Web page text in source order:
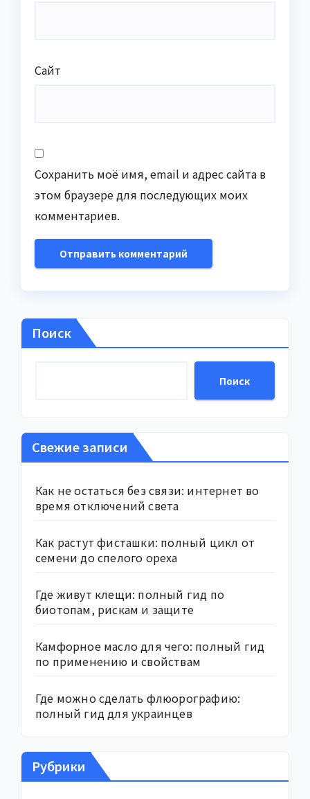
Сайт
Сохранить моё имя, email и адрес сайта в
этом браузере для последующих моих
комментариев.
Поиск
Поиск
Свежие записи
Как не остаться без связи: интернет во
время отключений света
Как растут фисташки: полный цикл от
семени до спелого ореха
Где живут клещи: полный гид по
биотопам, рискам и защите
Камфорное масло для чего: полный гид
по применению и свойствам
Где можно сделать флюорографию:
полный гид для украинцев
Рубрики